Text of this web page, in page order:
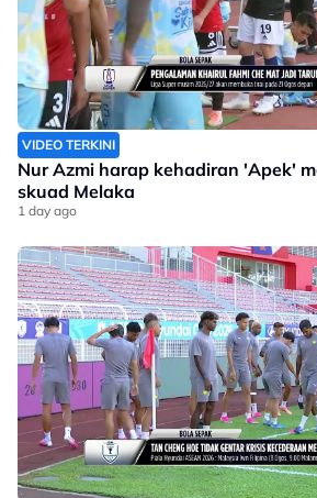
VIDEO TERKINI
Nur Azmi harap kehadiran 'Apek'
skuad Melaka
1 day ago